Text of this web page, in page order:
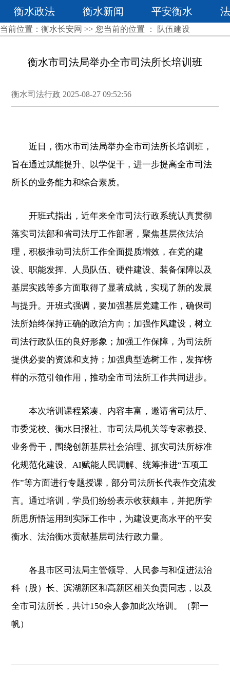
衡水政法 衡水新闻 平安衡水
当前位置： 衡水长安网 >> 您当前的位置 ： 队伍建设
衡水市司法局举办全市司法所长培训班
衡水司法行政 2025-08-27 09:52:56
近日，衡水市司法局举办全市司法所长培训班，
旨在通过赋能提升、以学促干，进一步提高全市司法
所长的业务能力和综合素质。
开班式指出，近年来全市司法行政系统认真贯彻
落实司法部和省司法厅工作部署，聚焦基层依法治
理，积极推动司法所工作全面提质增效，在党的建
设、职能发挥、人员队伍、硬件建设、装备保障以及
基层实践等多方面取得了显著成就，实现了新的发展
与提升。开班式强调，要加强基层党建工作，确保司
法所始终保持正确的政治方向；加强作风建设，树立
司法行政队伍的良好形象；加强工作保障，为司法所
提供必要的资源和支持；加强典型选树工作，发挥榜
样的示范引领作用，推动全市司法所工作共同进步。
本次培训课程紧凑、内容丰富，邀请省司法厅、
市委党校、衡水日报社、市司法局机关等专家教授、
业务骨干，围绕创新基层社会治理、抓实司法所标准
化规范化建设、AI赋能人民调解、统筹推进“五项工
作”等方面进行专题授课，部分司法所长代表作交流发
言。通过培训，学员们纷纷表示收获颇丰，并把所学
所思所悟运用到实际工作中，为建设更高水平的平安
衡水、法治衡水贡献基层司法行政力量。
各县市区司法局主管领导、人民参与和促进法治
科（股）长、滨湖新区和高新区相关负责同志，以及
全市司法所长，共计150余人参加此次培训。（郭一
帆）